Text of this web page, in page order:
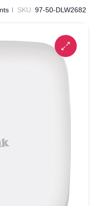
SKU: 97-50-DLW2682